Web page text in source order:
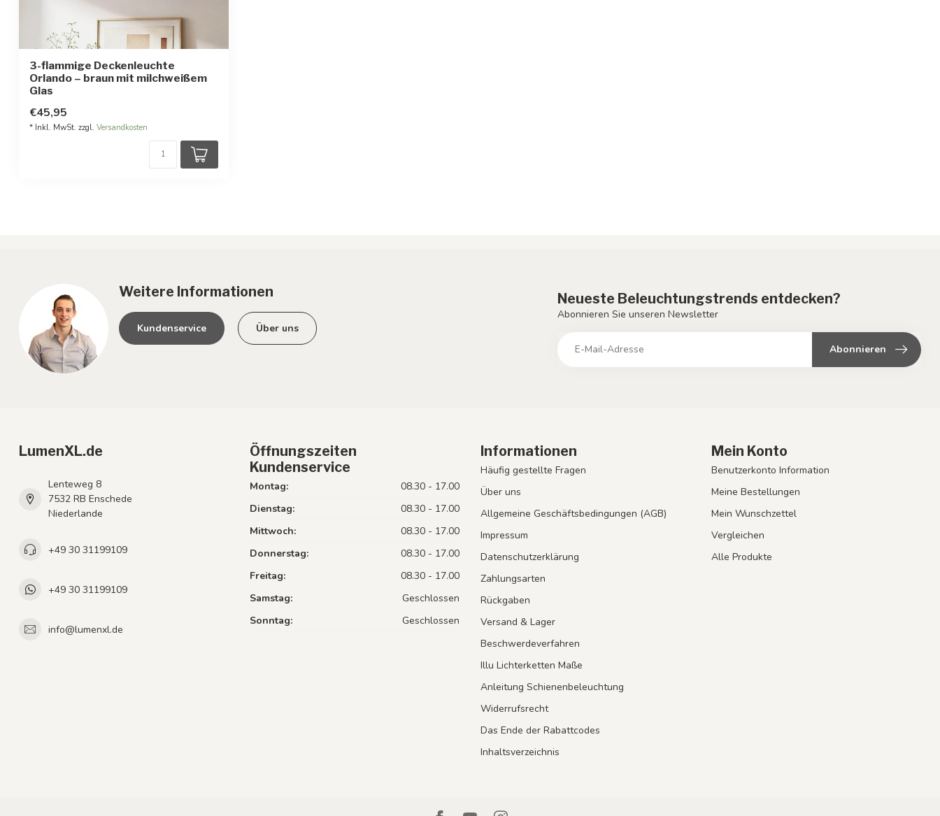
3-flammige Deckenleuchte
Orlando – braun mit milchweißem
Glas
€45,95
* Inkl. MwSt. zzgl. Versandkosten
Weitere Informationen
Kundenservice Über uns
Neueste Beleuchtungstrends entdecken?
Abonnieren Sie unseren Newsletter
Abonnieren
LumenXL.de
Lenteweg 8
7532 RB Enschede
Niederlande
+49 30 31199109
+49 30 31199109
info@lumenxl.de
Öffnungszeiten
Kundenservice
Montag:
08.30 - 17.00
Dienstag:
08.30 - 17.00
Mittwoch:
08.30 - 17.00
Donnerstag:
08.30 - 17.00
Freitag:
08.30 - 17.00
Samstag:
Geschlossen
Sonntag:
Geschlossen
Informationen
Häufig gestellte Fragen
Über uns
Allgemeine Geschäftsbedingungen (AGB)
Impressum
Datenschutzerklärung
Zahlungsarten
Rückgaben
Versand & Lager
Beschwerdeverfahren
Illu Lichterketten Maße
Anleitung Schienenbeleuchtung
Widerrufsrecht
Das Ende der Rabattcodes
Inhaltsverzeichnis
Mein Konto
Benutzerkonto Information
Meine Bestellungen
Mein Wunschzettel
Vergleichen
Alle Produkte